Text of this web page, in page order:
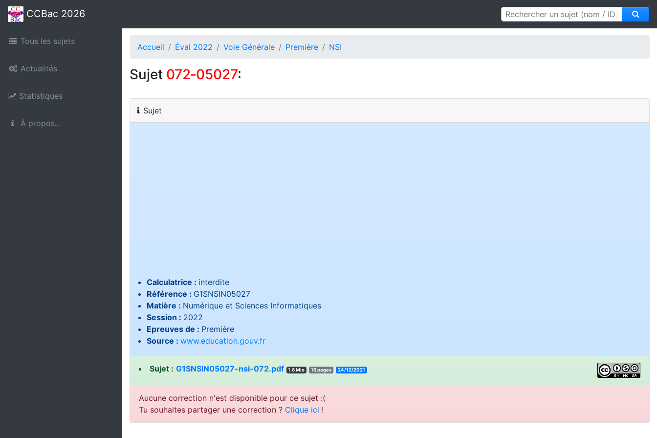
CCBac 2026
Tous les sujets
Actualités
Statistiques
À propos...
Accueil Éval 2022 Voie Générale Première NSI
Sujet 072‑05027:
Sujet
Calculatrice : interdite
Référence : G1SNSIN05027
Matière : Numérique et Sciences Informatiques
Session : 2022
Epreuves de : Première
Source : www.education.gouv.fr
Sujet : G1SNSIN05027-nsi-072.pdf 1.6 Mio 16 pages 24/12/2021
Aucune correction n'est disponible pour ce sujet :(
Tu souhaites partager une correction ? Clique ici !